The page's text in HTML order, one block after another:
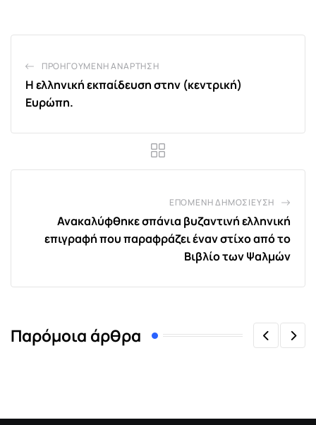
ΠΡΟΗΓΟΎΜΕΝΗ ΑΝΆΡΤΗΣΗ
Η ελληνική εκπαίδευση στην (κεντρική)
Ευρώπη.
ΕΠΌΜΕΝΗ ΔΗΜΟΣΊΕΥΣΗ
Ανακαλύφθηκε σπάνια βυζαντινή ελληνική
επιγραφή που παραφράζει έναν στίχο από το
Βιβλίο των Ψαλμών
Παρόμοια άρθρα